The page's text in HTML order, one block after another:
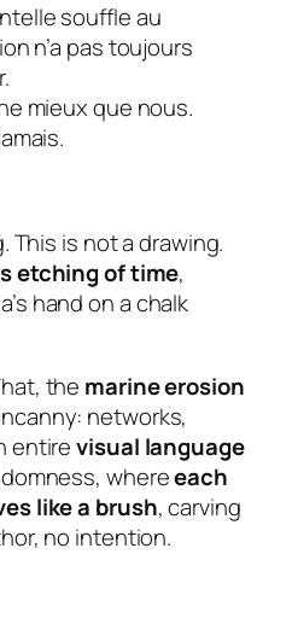
souffle au
n’a pas toujours
mieux que nous.
This is not a drawing.
etching of time,
hand on a chalk
, the marine erosion
networks,
entirevisual language
whereeach
like a brush, carving
no intention.